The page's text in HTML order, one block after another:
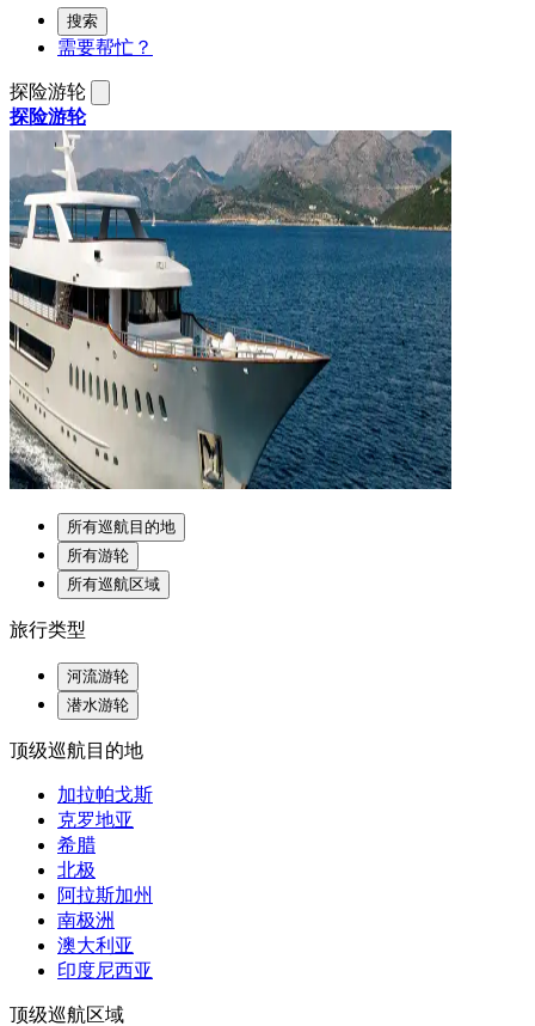
搜索
需要帮忙？
探险游轮
探险游轮
所有巡航目的地
所有游轮
所有巡航区域
旅行类型
河流游轮
潜水游轮
顶级巡航目的地
加拉帕戈斯
克罗地亚
希腊
北极
阿拉斯加州
南极洲
澳大利亚
印度尼西亚
顶级巡航区域